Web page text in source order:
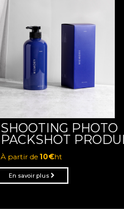
En savoir plus
À partir de 10€ht
SHOOTING PHOTO
PACKSHOT